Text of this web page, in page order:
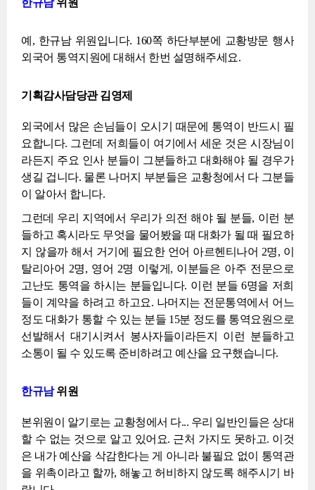
한규남위원
예, 한규남 위원입니다. 160쪽 하단부분에 교황방문 행사
외국어 통역지원에 대해서 한번 설명해주세요.
기획감사담당관 김영제
외국에서 많은 손님들이 오시기 때문에 통역이 반드시 필
요합니다. 그런데 저희들이 여기에서 세운 것은 시장님이
라든지 주요 인사 분들이 그분들하고 대화해야 될 경우가
생길 겁니다. 물론 나머지 부분들은 교황청에서 다 그분들
이 알아서 합니다.
그런데 우리 지역에서 우리가 의전 해야 될 분들, 이런 분
들하고 혹시라도 무엇을 물어봤을 때 대화가 될 때 필요하
지 않을까 해서 거기에 필요한 언어 아르헨티나어 2명, 이
탈리아어 2명, 영어 2명 이렇게, 이분들은 아주 전문으로
고난도 통역을 하시는 분들입니다. 이런 분들 6명을 저희
들이 계약을 하려고 하고요. 나머지는 전문통역에서 어느
정도 대화가 통할 수 있는 분들 15분 정도를 통역요원으로
선발해서 대기시켜서 봉사자들이라든지 이런 분들하고
소통이 될 수 있도록 준비하려고 예산을 요구했습니다.
한규남위원
본위원이 알기로는 교황청에서 다... 우리 일반인들은 상대
할 수 없는 것으로 알고 있어요. 근처 가지도 못하고. 이것
은 내가 예산을 삭감한다는 게 아니라 불필요 없이 통역관
을 위촉이라고 할까, 해놓고 허비하지 않도록 해주시기 바